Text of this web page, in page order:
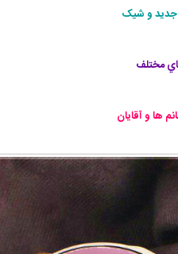
جديد و شيک
مختلف
ها و آقايان